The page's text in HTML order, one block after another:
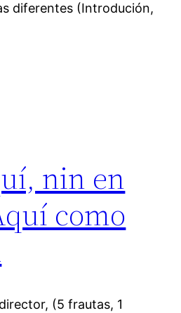
diferentes (Introdución,
nin en
como
(5 frautas, 1